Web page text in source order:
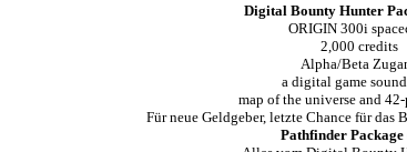
Digital Bounty Hunter
ORIGIN 300i
2,000 credits
Alpha/Beta
a digital game
map of the universe and
Für neue Geldgeber, letzte Chance für das
Pathfinder Package